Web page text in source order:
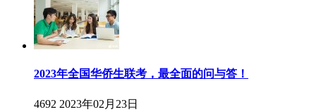
2023年全国华侨生联考，最全面的问与答！
4692 2023年02月23日